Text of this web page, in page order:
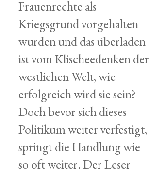
Frauenrechte als
Kriegsgrund vorgehalten
wurden und das überladen
ist vom Klischeedenken der
westlichen Welt, wie
erfolgreich wird sie sein?
Doch bevor sich dieses
Politikum weiter verfestigt,
springt die Handlung wie
so oft weiter. Der Leser